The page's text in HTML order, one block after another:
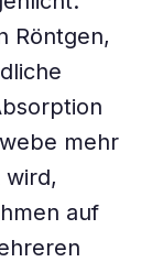
Röntgen,
mehr
auf